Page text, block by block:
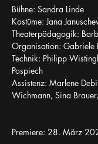
Bühne: Sandra Linde
Kostüme: Jana
Theaterpädagogik:
Organisation: Gabriele
Technik: Philipp
Pospiech
Assistenz: Marlene
Wichmann, Sina
Premiere: 28. März